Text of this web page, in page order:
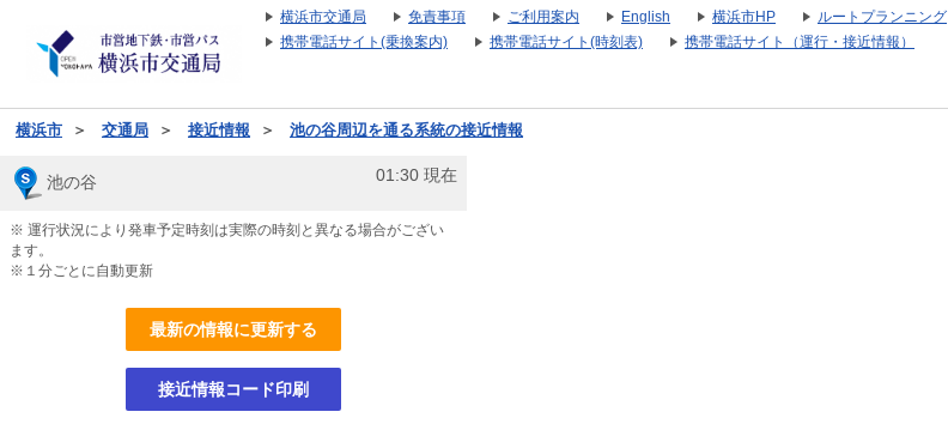
横浜市交通局 免責事項 ご利用案内 English 横浜市HP ルートプランニング
携帯電話サイト(乗換案内)
携帯電話サイト(時刻表) 携帯電話サイト（運行・接近情報）
横浜市 ＞ 交通局 ＞ 接近情報 ＞ 池の谷周辺を通る系統の接近情報
池の谷 01:30 現在
※ 運行状況により発車予定時刻は実際の時刻と異なる場合がござい
ます。
※１分ごとに自動更新
最新の情報に更新する
接近情報コード印刷